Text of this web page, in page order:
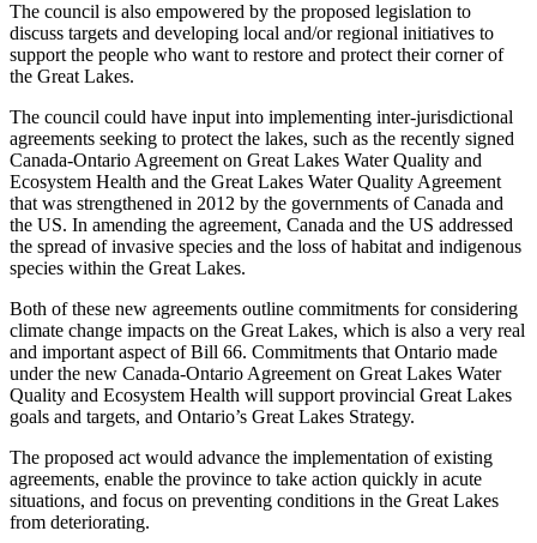
The council is also empowered by the proposed legislation to
discuss targets and developing local and/or regional initiatives to
support the people who want to restore and protect their corner of
the Great Lakes.
The council could have input into implementing inter-jurisdictional
agreements seeking to protect the lakes, such as the recently signed
Canada-Ontario Agreement on Great Lakes Water Quality and
Ecosystem Health and the Great Lakes Water Quality Agreement
that was strengthened in 2012 by the governments of Canada and
the US. In amending the agreement, Canada and the US addressed
the spread of invasive species and the loss of habitat and indigenous
species within the Great Lakes.
Both of these new agreements outline commitments for considering
climate change impacts on the Great Lakes, which is also a very real
and important aspect of Bill 66. Commitments that Ontario made
under the new Canada-Ontario Agreement on Great Lakes Water
Quality and Ecosystem Health will support provincial Great Lakes
goals and targets, and Ontario’s Great Lakes Strategy.
The proposed act would advance the implementation of existing
agreements, enable the province to take action quickly in acute
situations, and focus on preventing conditions in the Great Lakes
from deteriorating.